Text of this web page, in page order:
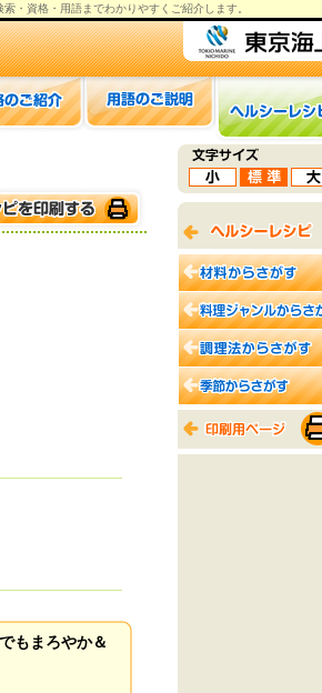
索・資格・用語までわかりやすくご紹介します。
もまろやか＆